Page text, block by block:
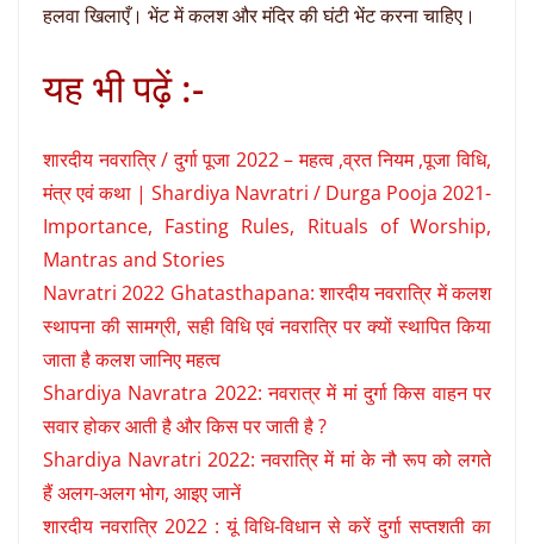
हलवा खिलाएँ। भेंट में कलश और मंदिर की घंटी भेंट करना चाहिए।
यह भी पढ़ें :-
शारदीय नवरात्रि / दुर्गा पूजा 2022 – महत्व ,व्रत नियम ,पूजा विधि,
मंत्र एवं कथा | Shardiya Navratri / Durga Pooja 2021-
Importance, Fasting Rules, Rituals of Worship,
Mantras and Stories
Navratri 2022 Ghatasthapana: शारदीय नवरात्रि में कलश
स्थापना की सामग्री, सही विधि एवं नवरात्रि पर क्यों स्थापित किया
जाता है कलश जानिए महत्व
Shardiya Navratra 2022: नवरात्र में मां दुर्गा किस वाहन पर
सवार होकर आती है और किस पर जाती है ?
Shardiya Navratri 2022: नवरात्रि में मां के नौ रूप को लगते
हैं अलग-अलग भोग, आइए जानें
शारदीय नवरात्रि 2022 : यूं विधि-विधान से करें दुर्गा सप्तशती का